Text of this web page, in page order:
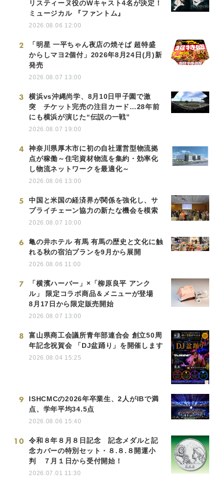
リスティーヌ役のWキャスト4名が決定！
ミュージカル 『ファントム』
2026.08.06 12:00
2
「明星 一平ちゃん夜店の焼そば 超特盛
からしマヨ2個付」2026年8月24日(月)新
発売
2026.08.07 13:00
3
横浜vs沖縄尚学、8月10日甲子園で激
突 チケット完売の注目カード…28年前
にも横浜が演じた“伝説の一戦”
2026.08.07 19:00
4
神奈川県厚木市に初の自社運営型物流拠
点が稼働～住宅資材物流を集約・効率化
し物流ネットワークを最適化～
2026.08.06 13:00
5
中国と米国の経済界が関係を強化し、サ
プライチェーン協力の新たな機会を模索
2026.08.07 10:00
6
亀の井ホテル 有馬 有馬の歴史と文化に触
れる秋の宿泊プランを9月から展開
2026.08.06 11:00
7
「横濱ハーバー」×「柳原良平 アンク
ル」 限定コラボ商品＆メニューが登場
8月17日から限定販売開始
2026.08.07 13:00
8
富山県商工会議所青年部連合会 創立50周
年記念祝賀会 「DJ盆踊り」を開催します
2026.08.04 15:25
9
ISHCMCの2026年卒業生、2人がIBで満
点、学年平均34.5点
2026.08.06 15:40
10
令和８年８月８日記念 記念メダルと記
念カバーの特別セット・８.８.８開運小
判 ７月１日から受付開始！
2026.07.01 11:30